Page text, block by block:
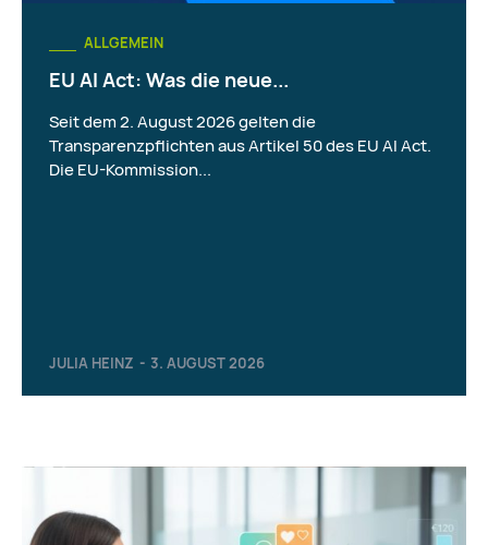
ALLGEMEIN
EU AI Act: Was die neue...
JULIA HEINZ - 3. AUGUST 2026
Seit dem 2. August 2026 gelten die
Transparenzpflichten aus Artikel 50 des EU AI Act.
Die EU-Kommission...